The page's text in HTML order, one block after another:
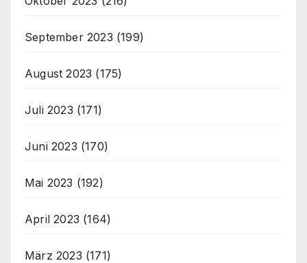
September 2023 (199)
August 2023 (175)
Juli 2023 (171)
Juni 2023 (170)
Mai 2023 (192)
April 2023 (164)
März 2023 (171)